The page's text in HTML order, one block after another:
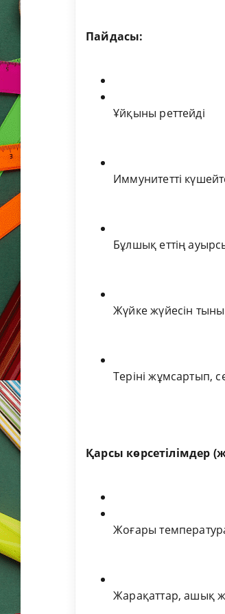
Пайдасы:
Ұйқыны реттейді
Иммунитетті
Бұлшық еттің
Жүйке жүйесін
Теріні жұмсартып,
Қарсы көрсетілімдер
Жоғары
Жарақаттар, ашық